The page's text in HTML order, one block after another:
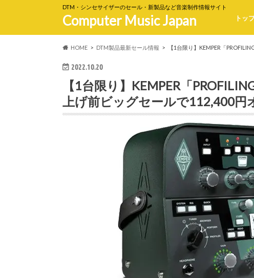
DTM・シンセサイザーのセール・新製品など音楽制作情報サイト
Computer Music Japan トッ
HOME DTM製品最新セール情報 【1台限り】KEMPER「
2022.10.20
【1台限り】KEMPER「
上げ前ビッグセールで112,400円